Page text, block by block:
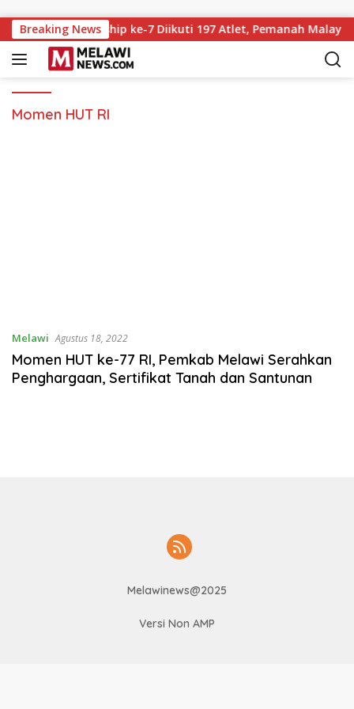
Breaking News
Championship ke-7 Diikuti 197 Atlet, Pemanah
Momen HUT RI
Melawi Agustus 18, 2022
Momen HUT ke-77 RI, Pemkab Melawi Serahkan
Penghargaan, Sertifikat Tanah dan Santunan
Melawinews@2025
Versi Non AMP